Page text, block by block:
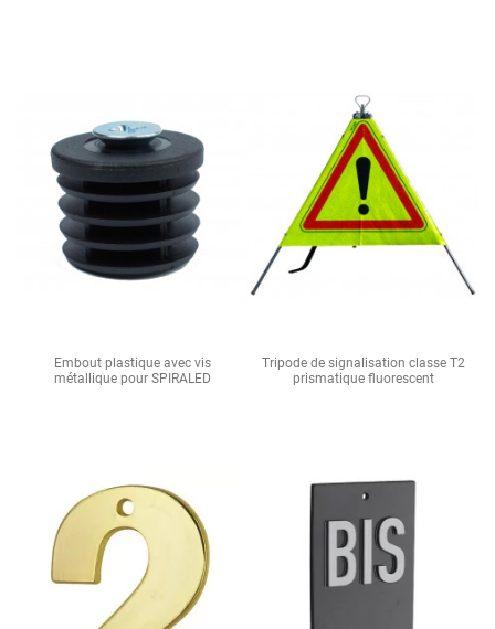
Embout plastique avec vis
métallique pour SPIRALED
Tripode de signalisation classe T2
prismatique fluorescent